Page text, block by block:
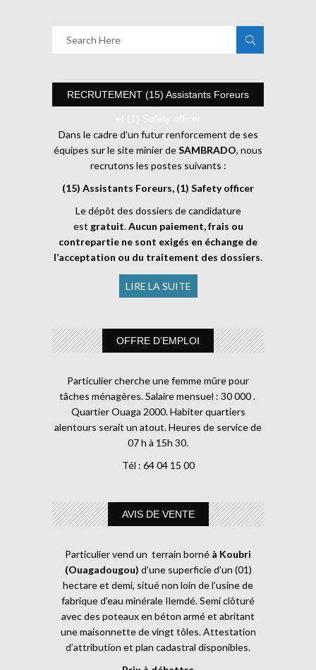
RECRUTEMENT (15) Assistants Foreurs
et (1) Safety officer
Dans le cadre d’un futur renforcement de ses
équipes sur le site minier deSAMBRADO, nous
recrutons les postes suivants :
(15) Assistants Foreurs, (1) Safety officer
Le dépôt des dossiers de candidature
est gratuit.Aucun paiement, frais ou
contrepartie ne sont exigés en échange de
l’acceptation ou du traitement des dossiers.
LIRE LA SUITE
OFFRE D’EMPLOI
Particulier cherche une femme mûre pour
tâches ménagères. Salaire mensuel : 30 000 .
Quartier Ouaga 2000. Habiter quartiers
alentours serait un atout. Heures de service de
07 h à 15h 30.
Tél : 64 04 15 00
AVIS DE VENTE
Particulier vend un terrain borné à Koubri
(Ouagadougou) d’une superficie d’un (01)
hectare et demi, situé non loin de l’usine de
fabrique d’eau minérale Ilemdé. Semi clôturé
avec des poteaux en béton armé et abritant
une maisonnette de vingt tôles. Attestation
d’attribution et plan cadastral disponibles.